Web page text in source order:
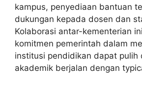
kampus, penyediaan bantuan
dukungan kepada dosen dan
Kolaborasi antar-kementerian
komitmen pemerintah dalam
institusi pendidikan dapat pulih
akademik berjalan dengan